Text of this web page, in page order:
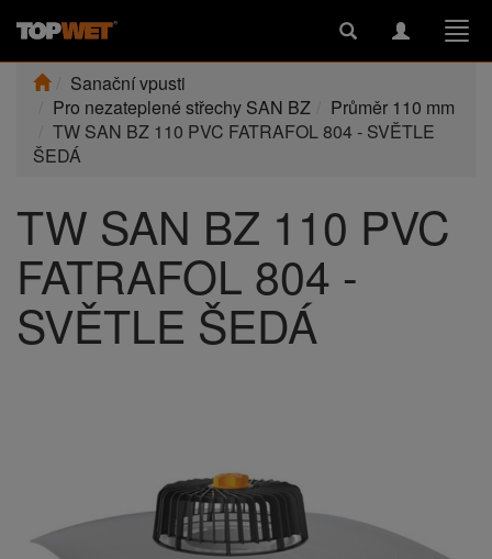
Toggle
Toggle
Sanační vpusti
Pro nezateplené střechy SAN BZ
Průměr 110 mm
TW SAN BZ 110 PVC FATRAFOL 804 - SVĚTLE
ŠEDÁ
TW SAN BZ 110 PVC
FATRAFOL 804 -
SVĚTLE ŠEDÁ